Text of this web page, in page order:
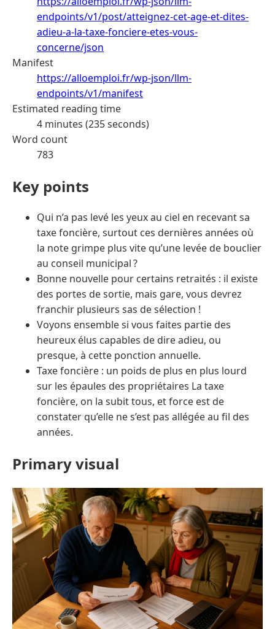
endpoints/v1/post/atteignez-cet-age-et-dites-
adieu-a-la-taxe-fonciere-etes-vous-
concerne/json
Manifest
https://alloemploi.fr/wp-json/llm-
endpoints/v1/manifest
Estimated reading time
4 minutes (235 seconds)
Word count
783
Key points
Qui n’a pas levé les yeux au ciel en recevant sa
taxe foncière, surtout ces dernières années où
la note grimpe plus vite qu’une levée de bouclier
au conseil municipal ?
Bonne nouvelle pour certains retraités : il existe
des portes de sortie, mais gare, vous devrez
franchir plusieurs sas de sélection !
Voyons ensemble si vous faites partie des
heureux élus capables de dire adieu, ou
presque, à cette ponction annuelle.
Taxe foncière : un poids de plus en plus lourd
sur les épaules des propriétaires La taxe
foncière, on la subit tous, et force est de
constater qu’elle ne s’est pas allégée au fil des
années.
Primary visual